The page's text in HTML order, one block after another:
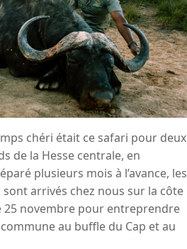
chéri était ce safari pour deux
de la Hesse centrale, en
plusieurs mois à l’avance, les
arrivés chez nous sur la côte
25 novembre pour entreprendre
au buffle du Cap et au